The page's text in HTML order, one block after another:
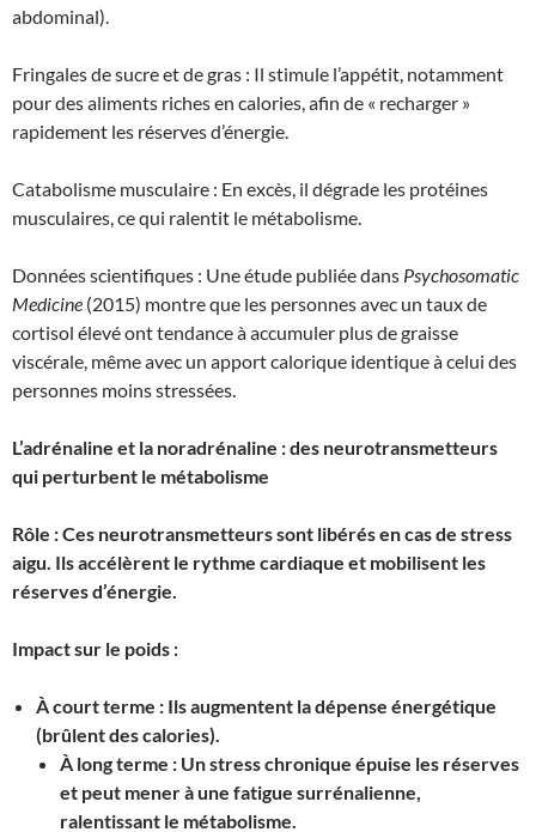
abdominal).
Fringales de sucre et de gras : Il stimule l’appétit, notamment
pour des aliments riches en calories, afin de « recharger »
rapidement les réserves d’énergie.
Catabolisme musculaire : En excès, il dégrade les protéines
musculaires, ce qui ralentit le métabolisme.
Données scientifiques : Une étude publiée dans Psychosomatic
Medicine (2015) montre que les personnes avec un taux de
cortisol élevé ont tendance à accumuler plus de graisse
viscérale, même avec un apport calorique identique à celui des
personnes moins stressées.
L’adrénaline et la noradrénaline : des neurotransmetteurs
qui perturbent le métabolisme
Rôle : Ces neurotransmetteurs sont libérés en cas de stress
aigu. Ils accélèrent le rythme cardiaque et mobilisent les
réserves d’énergie.
Impact sur le poids :
À court terme : Ils augmentent la dépense énergétique
(brûlent des calories).
À long terme : Un stress chronique épuise les réserves
et peut mener à une fatigue surrénalienne,
ralentissant le métabolisme.